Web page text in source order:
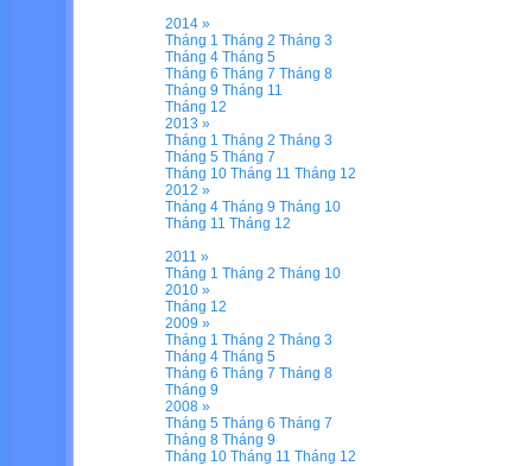
2014 »
Tháng 1 Tháng 2 Tháng 3
Tháng 4 Tháng 5
Tháng 6 Tháng 7 Tháng 8
Tháng 9 Tháng 11
Tháng 12
2013 »
Tháng 1 Tháng 2 Tháng 3
Tháng 5 Tháng 7
Tháng 10 Tháng 11 Tháng 12
2012 »
Tháng 4 Tháng 9 Tháng 10
Tháng 11 Tháng 12
2011 »
Tháng 1 Tháng 2 Tháng 10
2010 »
Tháng 12
2009 »
Tháng 1 Tháng 2 Tháng 3
Tháng 4 Tháng 5
Tháng 6 Tháng 7 Tháng 8
Tháng 9
2008 »
Tháng 5 Tháng 6 Tháng 7
Tháng 8 Tháng 9
Tháng 10 Tháng 11 Tháng 12